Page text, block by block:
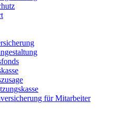
für Mitarbeiter